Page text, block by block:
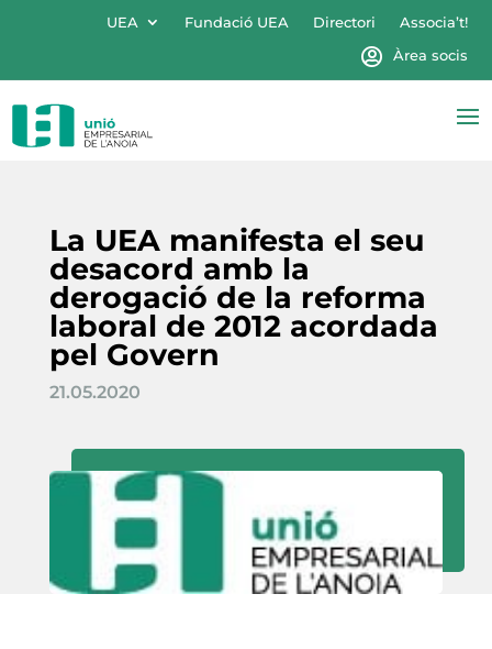
UEA Fundació UEA Directori
Associa’t!
Àrea socis
La UEA manifesta el seu
desacord amb la
derogació de la reforma
laboral de 2012 acordada
pel Govern
21.05.2020